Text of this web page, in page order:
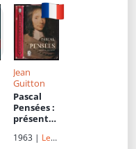
Jean
Guitton
Pascal
Pensées:
présenté
Guitton
1963 | Le